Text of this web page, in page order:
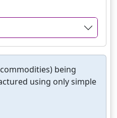
being
using only simple